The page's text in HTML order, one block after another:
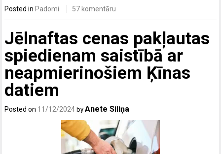
Posted in Padomi 57 komentāru
Jēlnaftas cenas pakļautas
spiedienam saistībā ar
neapmierinošiem Ķīnas
datiem
Posted on 11/12/2024 byAnete Siliņa